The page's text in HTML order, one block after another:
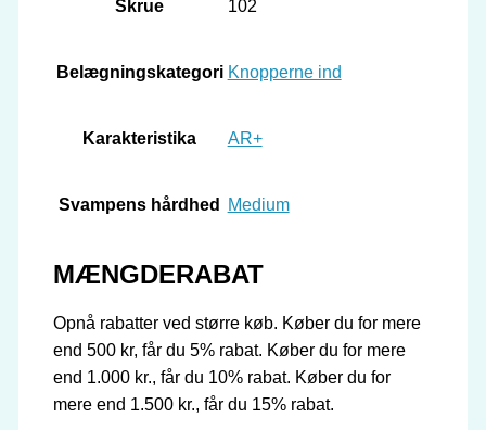
Skrue 102
Belægningskategori Knopperne ind
Karakteristika AR+
Svampens hårdhed Medium
MÆNGDERABAT
Opnå rabatter ved større køb. Køber du for mere
end 500 kr, får du 5% rabat. Køber du for mere
end 1.000 kr., får du 10% rabat. Køber du for
mere end 1.500 kr., får du 15% rabat.